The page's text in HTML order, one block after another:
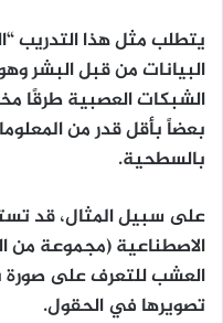
يتطلب مثل هذا التدريب
البيانات من قبل البشر
الشبكات العصبية طرقًا
بعضاً بأقل قدر من
بالسطحية.
على سبيل المثال، قد
الاصطناعية (مجموعة من
العشب للتعرف على صورة
تصويرها في الحقول.